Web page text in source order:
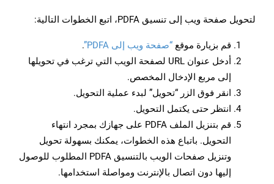
لتحويل صفحة ويب إلى تنسيق PDFA، اتبع الخطوات التالية:
قم بزيارة موقع “صفحة ويب إلى PDFA”
.
أدخل عنوان URL لصفحة الويب التي ترغب في تحويلها
إلى مربع الإدخال المخصص.
انقر فوق الزر “تحويل” لبدء عملية التحويل.
انتظر حتى يكتمل التحويل.
قم بتنزيل الملف PDFA على جهازك بمجرد انتهاء
التحويل. باتباع هذه الخطوات، يمكنك بسهولة تحويل
وتنزيل صفحات الويب بالتنسيق PDFA المطلوب للوصول
إليها دون اتصال بالإنترنت ومواصلة استخدامها.